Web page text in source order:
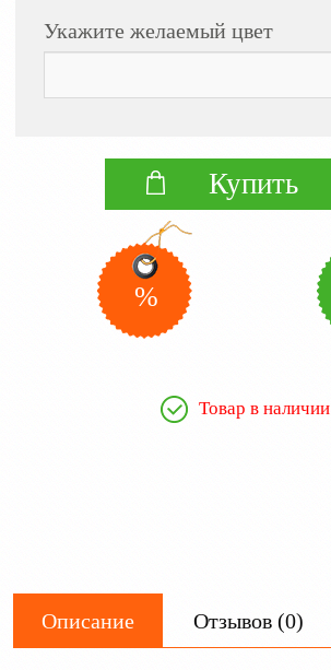
Укажите желаемый цвет
Купить
%
Товар в наличии
Описание Отзывов (0)